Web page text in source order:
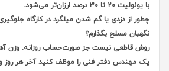
با یونولیت ۲۰ تا ۳۰ درصد ارزان‌تر می‌شود.
چطور از دزدی یا گم شدن میلگرد در کارگاه
نگهبان مسلح بگذارم؟
روش قاطعی نیست جز صورت‌حساب روزانه. وزن
یک مهندس دفتر فنی را موظف کنید آخر هر روز